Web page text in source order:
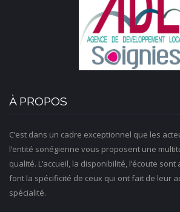
À PROPOS
C’est dans un cadre exceptionnel que les
l’entité sonégienne vous proposent une
qualité. L’accueil, la disponibilité, l’écoute sont
font la spécificité de ceux qui ont fait de leur
spécialité.